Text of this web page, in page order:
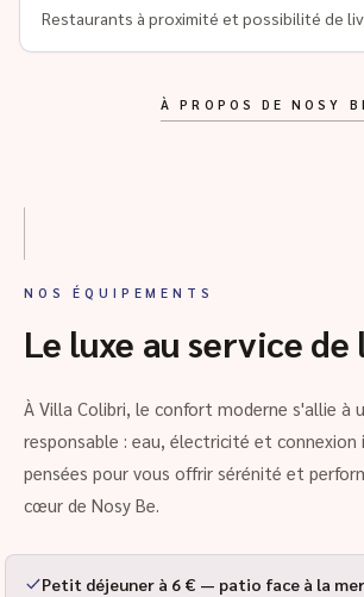
Restaurants à proximité et possibilité de
À PROPOS DE NOSY
NOS ÉQUIPEMENTS
Le luxe au service
À Villa Colibri, le confort moderne s'allie à
responsable : eau, électricité et
pensées pour vous offrir sérénité et
cœur de Nosy Be.
Petit déjeuner à 6 € — patio face à la mer